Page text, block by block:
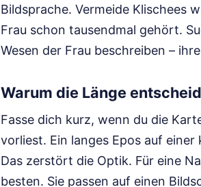
Bildsprache. Vermeide Klischees
Frau schon tausendmal gehört.
Wesen der Frau beschreiben –
Warum die Länge
Fasse dich kurz, wenn du die
vorliest. Ein langes Epos auf
Das zerstört die Optik. Für eine
besten. Sie passen auf einen